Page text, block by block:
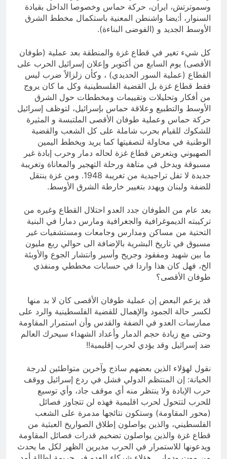
وسموترتش، ايران، حركة حماس وخصوصا الداخل بقيادة
السنوار، أ:يضا واشنطن المعنية باستكمال مخطط الشرق
الأوسط الجديد و (الفوضى البناءة).
كل شيء تغير في قطاع غزة والمنطقة بعد عملية (طوفان
الأقصى) يوم السابع من أكتوبر وإعلان إسرائيل الحرب على
القطاع (عملية السور الحديدي) ، وكأن زلزالاً ضرب ليس
فقط قطاع غزة بل القضية الفلسطينية وكل ما كان يروج
من أفكار وتحليلات وتقييمات ومخططات حول الشرق
الأوسط والتطبيع وعلاقة حماس بإسرائيل، لتوظف إسرائيل
حركة حماس وعملية طوفان الأقصى الملتبسة و المثيرة
للشكوك للقيام بحرب شاملة على كل الشعب والقضية
الوطنية في محاولة لتصفيتها كما يريد ويخطط اليمين
الصهيوني ويتعرض قطاع غزة لحاله دمار وحرب إبادة غير
مسبوقة ويدخل في متاهة ورحلة التهجير والمعاناة وتغريبة
جديدة لا تفل تراجيدية من تغريبة 1948. ومن غزة ينتقل
للضفة ولبنان ويهدد بتغيير خارطة الشرق الأوسط.
بعد عام من الطوفان جدد العدو احتلال القطاع وغيره من
تركيبته الديموغرافية والجغرافية ومارس دمارا في البنية
التحتية من مساكن ومدارس وجامعات ومستشفيات غير
مسبوق في تاريخ البشرية بالإضافة الى حوالي ربع مليون
ما بين شهيد ومفقود وجريح وأسير وانتشار الجوع والأوبئة
الخ، فهل كان هذا واردا في حسابات مخططي ومنفذي
طوفان الأقصى؟
قد يزعم البعض إن عملية طوفان الأقصى كان لا بد منها
لكسر حالة الجمود والإهمال للقضية الفلسطينية والرد على
ممارسات العدو في الضفة والقدس وأن استمرار المقاومة
وحتى مع زيادة حجم الدمار وأعداد الشهداء سيحرك العالم
ضد إسرائيل وقد يؤدي لحرب إقليمية!!
نقول لهؤلاء الذين بعضهم ساذج وآخرين متواطئين لدرجة
الخيانة: إن المنتظم الدولي فشل في ردع إسرائيل ووقف
حرب الإبادة ولا ينتظر منه أي موقف جاد، وأي توسيع
للحرب لتتحول لحرب اقليمية فهذه لن تتجاوز فصائل
(محور المقاومة) وستكون نتائجها مدمرة على الشعب
الفلسطيني، والذين يواصلون إطلاق الصواريخ العبثية من
قطاع غزة والذين يواصلون تضخيم قدرات فصائل المقاومة
ويدعونها للاستمرار في الحرب مديرين الظهر لكل ما يحدث